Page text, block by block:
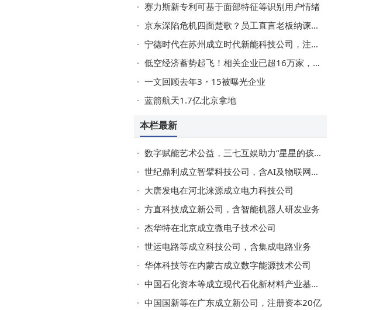
赛力斯新专利可基于面部特征等识别用户情绪
京东深陷危机四面楚歌？员工直言老板纳谏，破局革新未来可期
宁德时代在苏州成立时代新能科技公司，注册资本20亿
低空经济蓄势起飞！相关企业已超16万家，去年注册量同比增长近140%
一文回顾去年3・15被曝光企业
蓝箭航天1.7亿北京拿地
本栏最新
数字赋能艺术公益，三七互娱助力“星星的孩子”绽放才华与梦想
世纪鼎利成立智擘科技公司，含AI及物联网业务
大唐发电在河北涞源成立电力科技公司
方直科技成立新公司，含智能机器人研发业务
杰华特在北京成立微电子技术公司
世运电路等成立科技公司，含集成电路业务
华体科技等在内蒙古成立数字能源技术公司
中国石化资本等成立现代石化新材料产业基金，出资额50亿
中国国新等在广东成立新公司，注册资本20亿